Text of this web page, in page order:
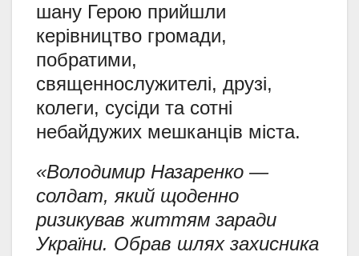
шану Герою прийшли
керівництво громади,
побратими,
священнослужителі, друзі,
колеги, сусіди та сотні
небайдужих мешканців міста.
«Володимир Назаренко —
солдат, який щоденно
ризикував життям заради
України. Обрав шлях захисника